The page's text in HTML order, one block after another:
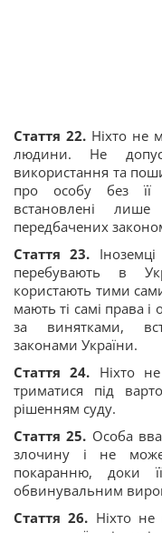
Стаття 22. Ніхто не
людини. Не
використання та
про особу без її
встановлені
передбачених
Стаття 23.
перебувають в
користають тими
мають ті самі права
за винятками,
законами України.
Стаття 24. Ніхто
триматися під
рішенням суду.
Стаття 25. Особа
злочину і не
покаранню, доки
обвинувальним
Стаття 26. Ніхто